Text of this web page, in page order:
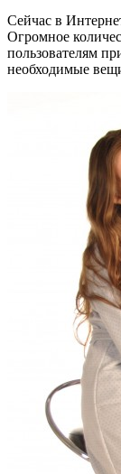
Сейчас в
Огромное
пользователям
необходимые